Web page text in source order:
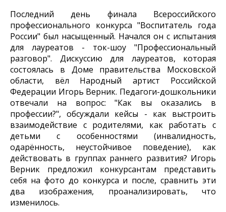
Последний день финала Всероссийского
профессионального конкурса "Воспитатель года
России" был насыщенный. Начался он с испытания
для лауреатов - ток-шоу "Профессиональный
разговор". Дискуссию для лауреатов, которая
состоялась в Доме правительства Московской
области, вёл Народный артист Российской
Федерации Игорь Верник. Педагоги-дошкольники
отвечали на вопрос: "Как вы оказались в
профессии?", обсуждали кейсы - как выстроить
взаимодействие с родителями, как работать с
детьми с особенностями (инвалидность,
одарённость, неустойчивое поведение), как
действовать в группах раннего развития? Игорь
Верник предложил конкурсантам представить
себя на фото до конкурса и после, сравнить эти
два изображения, проанализировать, что
изменилось.